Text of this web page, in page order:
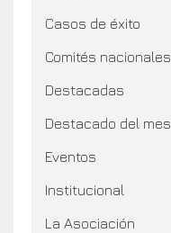
Casos de éxito
Comités nacionales
Destacadas
Destacado del mes
Eventos
Institucional
La Asociación